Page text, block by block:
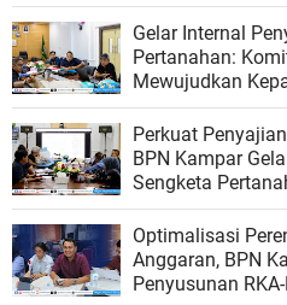
Gelar Internal
Pertanahan:
Mewujudkan
Masyarakat
Perkuat
BPN Kampar
Sengketa
Optimalisasi
Anggaran, BPN
Penyusunan